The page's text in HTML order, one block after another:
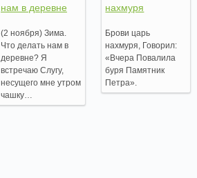
нам в деревне
(2 ноября) Зима.
Что делать нам в
деревне? Я
встречаю Слугу,
несущего мне утром
чашку…
нахмуря
Брови царь
нахмуря, Говорил:
«Вчера Повалила
буря Памятник
Петра».